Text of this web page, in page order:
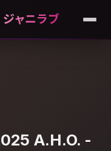
ャニラブ
A.H.O. -